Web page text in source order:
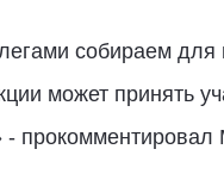
собираем для
может принять
прокомментировал